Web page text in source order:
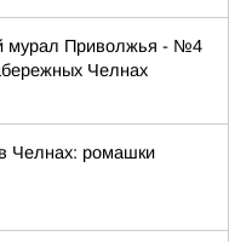
мурал Приволжья - №4
Челнах
Челнах: ромашки